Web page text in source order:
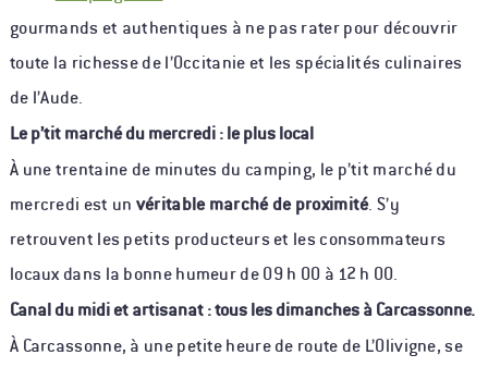
gourmands et authentiques à ne pas rater pour découvrir
toute la richesse de l’Occitanie et les spécialités culinaires
de l’Aude.
Le p’tit marché du mercredi : le plus local
À une trentaine de minutes du camping, le p’tit marché du
mercredi est un véritable marché de proximité. S’y
retrouvent les petits producteurs et les consommateurs
locaux dans la bonne humeur de 09 h 00 à 12 h 00.
Canal du midi et artisanat : tous les dimanches à Carcassonne.
À Carcassonne, à une petite heure de route de L’Olivigne, se